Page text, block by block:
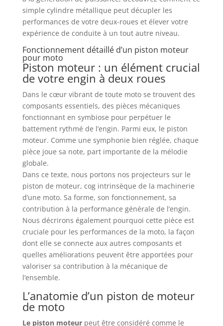
simple cylindre métallique peut décupler les
performances de votre deux-roues et élever votre
expérience de conduite à un tout autre niveau.
Fonctionnement détaillé d’un piston moteur
pour moto
Piston moteur : un élément crucial
de votre engin à deux roues
Dans le cœur vibrant de toute moto se trouvent des
composants essentiels, des pièces mécaniques
fonctionnant en symbiose pour perpétuer le
battement rythmé de l’engin. Parmi eux, le piston
moteur. Comme une symphonie bien réglée, chaque
pièce joue sa note, part importante de la mélodie
globale.
Dans ce texte, nous portons nos projecteurs sur le
piston de moteur, cog intrinsèque de la machinerie
d’une moto. Sa forme, son fonctionnement, sa
contribution à la performance générale de l’engin.
Nous décrirons également pourquoi cette pièce est
cruciale pour les performances de la moto, la façon
dont elle se connecte aux autres composants et
quelles améliorations peuvent être apportées pour
valoriser sa contribution à la mécanique de
l’ensemble.
L’anatomie d’un piston de moteur
de moto
Le piston moteurpeut être considéré comme le